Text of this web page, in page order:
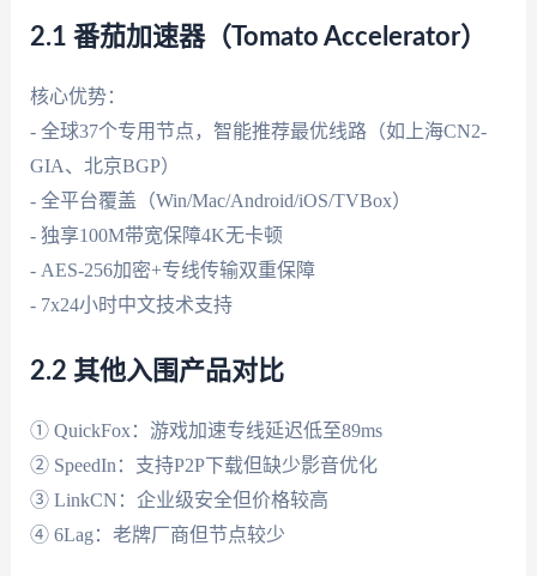
2.1 番茄加速器（Tomato Accelerator）
核心优势：
- 全球37个专用节点，智能推荐最优线路（如上海CN2-
GIA、北京BGP）
- 全平台覆盖（Win/Mac/Android/iOS/TVBox）
- 独享100M带宽保障4K无卡顿
- AES-256加密+专线传输双重保障
- 7x24小时中文技术支持
2.2 其他入围产品对比
① QuickFox：游戏加速专线延迟低至89ms
② SpeedIn：支持P2P下载但缺少影音优化
③ LinkCN：企业级安全但价格较高
④ 6Lag：老牌厂商但节点较少